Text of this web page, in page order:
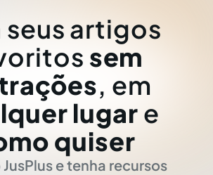
seus artigos
sem
, em
lugar e
quiser
e tenha recursos